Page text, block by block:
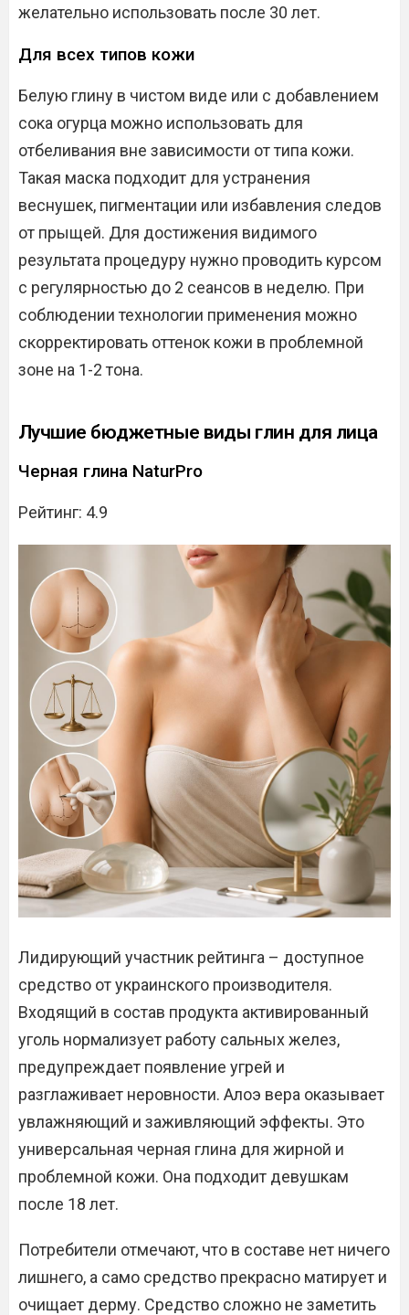
желательно использовать после 30 лет.
Для всех типов кожи
Белую глину в чистом виде или с добавлением
сока огурца можно использовать для
отбеливания вне зависимости от типа кожи.
Такая маска подходит для устранения
веснушек, пигментации или избавления следов
от прыщей. Для достижения видимого
результата процедуру нужно проводить курсом
с регулярностью до 2 сеансов в неделю. При
соблюдении технологии применения можно
скорректировать оттенок кожи в проблемной
зоне на 1-2 тона.
Лучшие бюджетные виды глин для лица
Черная глина NaturPro
Рейтинг: 4.9
Лидирующий участник рейтинга – доступное
средство от украинского производителя.
Входящий в состав продукта активированный
уголь нормализует работу сальных желез,
предупреждает появление угрей и
разглаживает неровности. Алоэ вера оказывает
увлажняющий и заживляющий эффекты. Это
универсальная черная глина для жирной и
проблемной кожи. Она подходит девушкам
после 18 лет.
Потребители отмечают, что в составе нет ничего
лишнего, а само средство прекрасно матирует и
очищает дерму. Средство сложно не заметить